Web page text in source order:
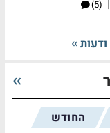
|
(5)
ודעות
החודש